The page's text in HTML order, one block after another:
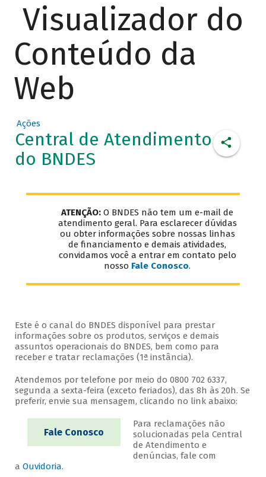
Visualizador do
Conteúdo da
Web
Ações
Central de Atendimento
do BNDES
ATENÇÃO: O BNDES não tem um e-mail de
atendimento geral. Para esclarecer dúvidas
ou obter informações sobre nossas linhas
de financiamento e demais atividades,
convidamos você a entrar em contato pelo
nosso Fale Conosco.
Este é o canal do BNDES disponível para prestar
informações sobre os produtos, serviços e demais
assuntos operacionais do BNDES, bem como para
receber e tratar reclamações (1ª instância).
Atendemos por telefone por meio do 0800 702 6337,
segunda a sexta-feira (exceto feriados), das 8h às 20h. Se
preferir, envie sua mensagem, clicando no link abaixo:
Fale Conosco
Para reclamações não
solucionadas pela Central
de Atendimento e
denúncias, fale com
a Ouvidoria.